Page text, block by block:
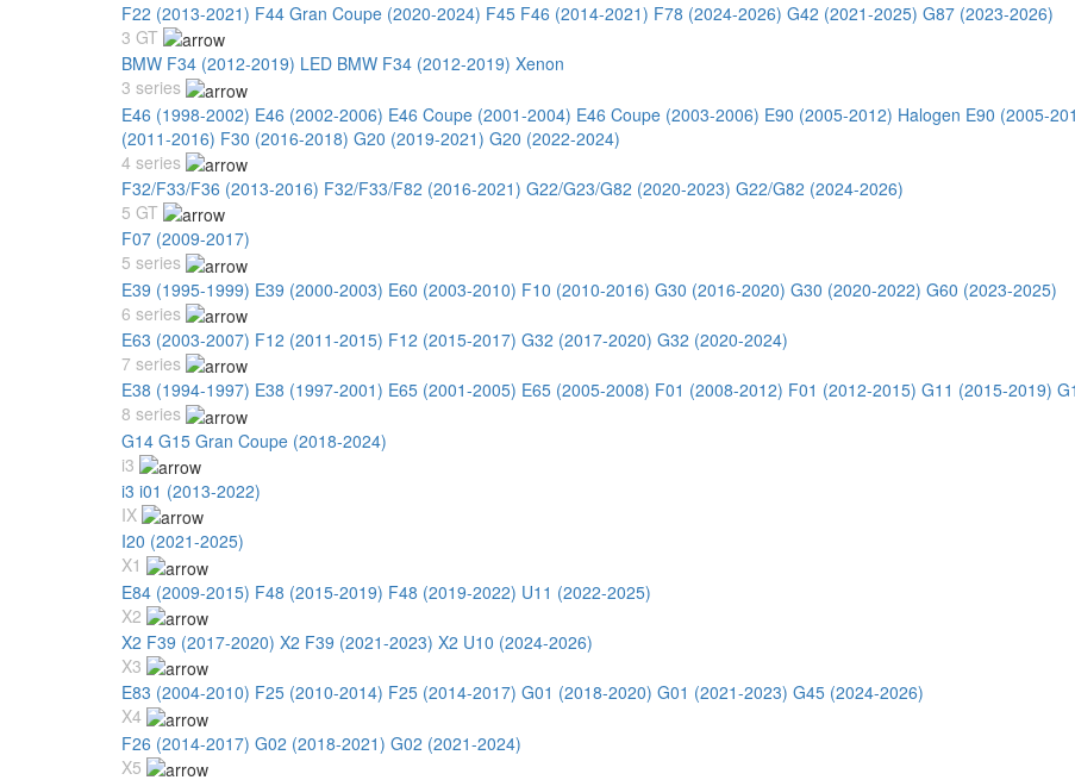
F22 (2013-2021) F44 Gran Coupe (2020-2024) F45 F46 (2014-2021) F78 (2024-2026) G42 (2021-2025) G87 (2023-2026)
3 GT
BMW F34 (2012-2019) LED BMW F34 (2012-2019) Xenon
3 series
E46 (1998-2002) E46 (2002-2006) E46 Coupe (2001-2004) E46 Coupe (2003-2006) E90 (2005-2012) Halogen E90 (2005-
(2011-2016) F30 (2016-2018) G20 (2019-2021) G20 (2022-2024)
4 series
F32/F33/F36 (2013-2016) F32/F33/F82 (2016-2021) G22/G23/G82 (2020-2023) G22/G82 (2024-2026)
5 GT
F07 (2009-2017)
5 series
E39 (1995-1999) E39 (2000-2003) E60 (2003-2010) F10 (2010-2016) G30 (2016-2020) G30 (2020-2022) G60 (2023-2025)
6 series
E63 (2003-2007) F12 (2011-2015) F12 (2015-2017) G32 (2017-2020) G32 (2020-2024)
7 series
E38 (1994-1997) E38 (1997-2001) E65 (2001-2005) E65 (2005-2008) F01 (2008-2012) F01 (2012-2015) G11 (2015-2019)
8 series
G14 G15 Gran Coupe (2018-2024)
i3
i3 i01 (2013-2022)
IX
I20 (2021-2025)
X1
E84 (2009-2015) F48 (2015-2019) F48 (2019-2022) U11 (2022-2025)
X2
X2 F39 (2017-2020) X2 F39 (2021-2023) X2 U10 (2024-2026)
X3
E83 (2004-2010) F25 (2010-2014) F25 (2014-2017) G01 (2018-2020) G01 (2021-2023) G45 (2024-2026)
X4
F26 (2014-2017) G02 (2018-2021) G02 (2021-2024)
X5